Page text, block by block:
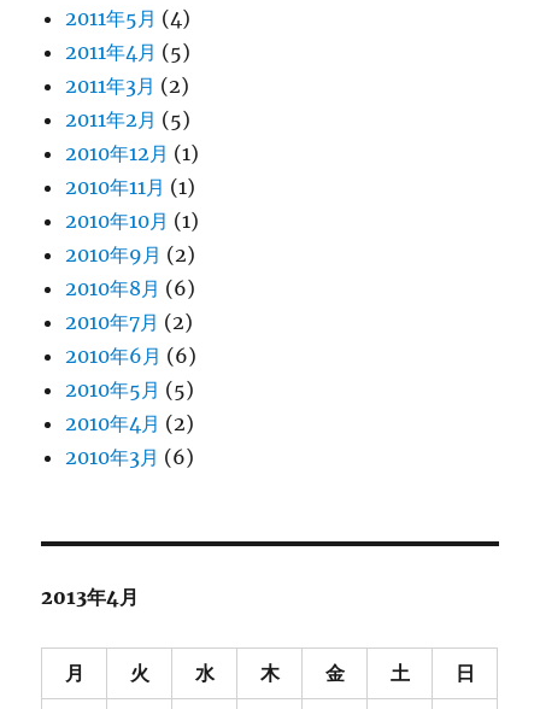
2011年5月 (4)
2011年4月 (5)
2011年3月 (2)
2011年2月 (5)
2010年12月 (1)
2010年11月 (1)
2010年10月 (1)
2010年9月 (2)
2010年8月 (6)
2010年7月 (2)
2010年6月 (6)
2010年5月 (5)
2010年4月 (2)
2010年3月 (6)
2013年4月
月 火 水 木 金 土 日